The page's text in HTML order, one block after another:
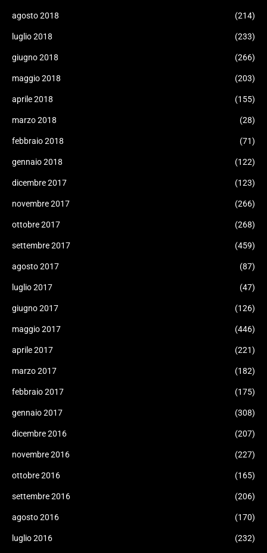
agosto 2018 (214)
luglio 2018 (233)
giugno 2018 (266)
maggio 2018 (203)
aprile 2018 (155)
marzo 2018 (28)
febbraio 2018 (71)
gennaio 2018 (122)
dicembre 2017 (123)
novembre 2017 (266)
ottobre 2017 (268)
settembre 2017 (459)
agosto 2017 (87)
luglio 2017 (47)
giugno 2017 (126)
maggio 2017 (446)
aprile 2017 (221)
marzo 2017 (182)
febbraio 2017 (175)
gennaio 2017 (308)
dicembre 2016 (207)
novembre 2016 (227)
ottobre 2016 (165)
settembre 2016 (206)
agosto 2016 (170)
luglio 2016 (232)